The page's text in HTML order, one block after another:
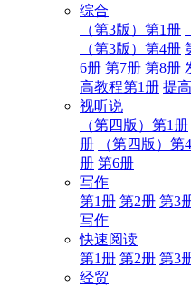
综合
（第3版）第1册
（第3版）第4册
6册 第7册 第8册
高教程第1册 提
视听说
（第四版）第1册
册
（第四版）第
册 第6册
写作
第1册 第2册 第3
写作
快速阅读
第1册 第2册 第3
经贸